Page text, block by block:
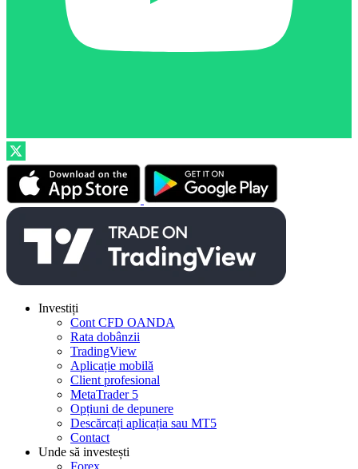
Investiți
Cont CFD OANDA
Rata dobânzii
TradingView
Aplicație mobilă
Client profesional
MetaTrader 5
Opțiuni de depunere
Descărcați aplicația sau MT5
Contact
Unde să investești